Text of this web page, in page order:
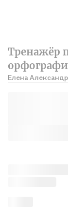
Тренажёр
Елена